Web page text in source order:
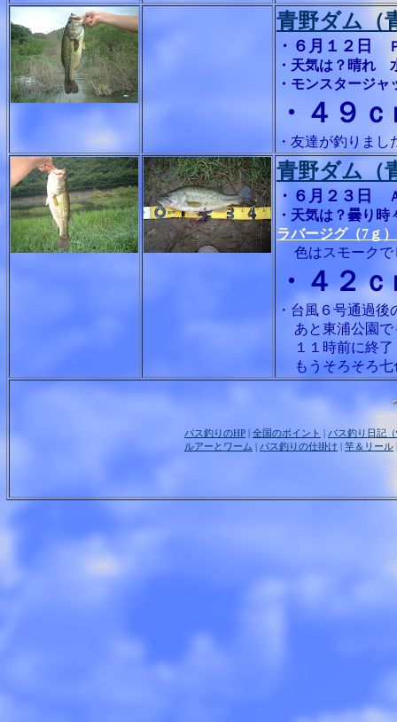
青野ダム（
・６月１２日
・天気は？晴れ
・モンスタージャ
・４９
・友達が釣りまし
青野ダム（
・６月２３日
・天気は？曇り
ラバージグ（7ｇ
色はスモークで
・４２
・台風６号通過
あと東浦公園で
１１時前に終了
もうそろそろ七
バス釣りのHP | 全国のポイント | バス釣り日記
ルアーとワーム | バス釣りの仕掛け | 竿＆リール